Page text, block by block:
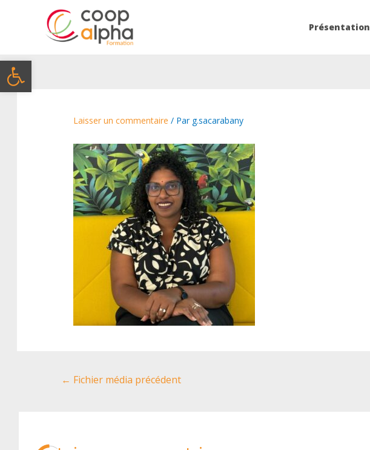
Ouvrir la barre d’outils
Présentation
Laisser un commentaire / Par g.sacarabany
Navigation
← Fichier média précédent